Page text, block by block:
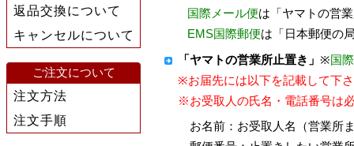
返品交換について
キャンセルについて
ご注文について
注文方法
注文手順
国際メール便は「ヤマトの営
EMS国際郵便は「日本郵便の
「ヤマトの営業所止置き」 ※国
※お届先には以下を記載して下
※お受取人の氏名・電話番号は
お名前：お受取人名（営業所